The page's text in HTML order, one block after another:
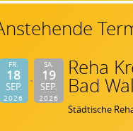
FR.
18
SEP.
2026
SA.
19
SEP.
2026
Reha
Bad
Städtische